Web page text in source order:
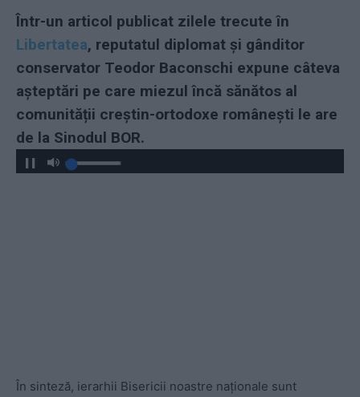
Într-un articol publicat zilele trecute în
Libertatea, reputatul diplomat și gânditor
conservator Teodor Baconschi expune câteva
așteptări pe care miezul încă sănătos al
comunității creștin-ortodoxe românești le are
de la Sinodul BOR.
În sinteză, ierarhii Bisericii noastre naționale sunt